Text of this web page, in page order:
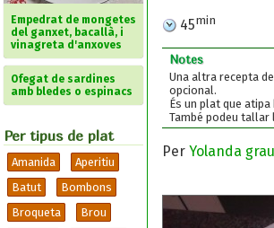
Empedrat de mongetes
del ganxet, bacallà, i
vinagreta d'anxoves
Ofegat de sardines
amb bledes o espinacs
Per tipus de plat
Amanida
Aperitiu
Batut
Bombons
Broqueta
Brou
45min
Notes
Una altra recepta
opcional.
És un plat que
També podeu
Per Yolanda grau